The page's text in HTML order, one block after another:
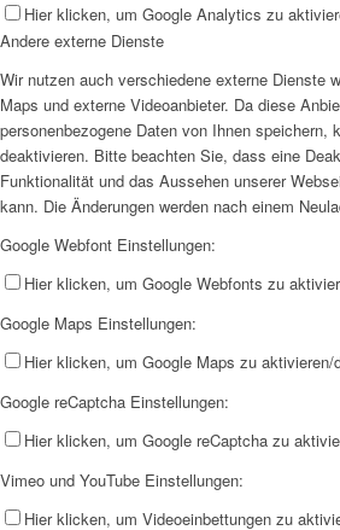
Hier klicken, um Google Analytics zu
Andere externe Dienste
Wir nutzen auch verschiedene externe Dienste
Maps und externe Videoanbieter. Da diese
personenbezogene Daten von Ihnen speichern,
deaktivieren. Bitte beachten Sie, dass eine
Funktionalität und das Aussehen unserer
kann. Die Änderungen werden nach einem
Google Webfont Einstellungen:
Hier klicken, um Google Webfonts zu
Google Maps Einstellungen:
Hier klicken, um Google Maps zu aktivieren/
Google reCaptcha Einstellungen:
Hier klicken, um Google reCaptcha zu
Vimeo und YouTube Einstellungen:
Hier klicken, um Videoeinbettungen zu